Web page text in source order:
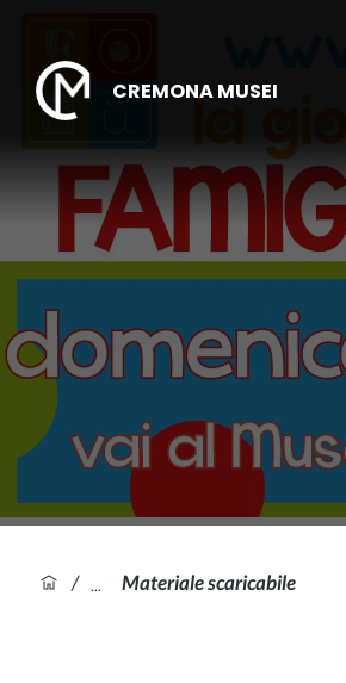
CREMONA MUSEI
/ Materiale scaricabile